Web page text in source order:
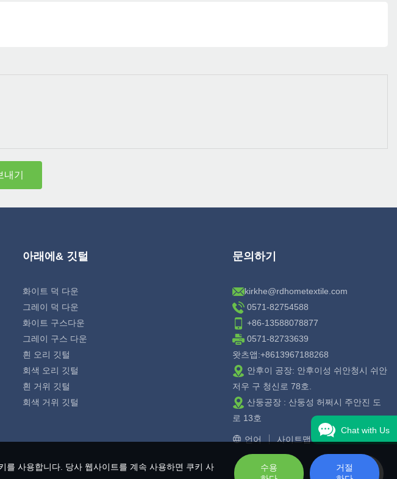
기
아래에& 깃털
화이트 덕 다운
그레이 덕 다운
화이트 구스다운
그레이 구스 다운
흰 오리 깃털
회색 오리 깃털
흰 거위 깃털
회색 거위 깃털
문의하기
kirkhe@rdhometextile.com
0571-82754588
+86-13588078877
0571-82733639
왓츠앱:+8613967188268
안후이 공장: 안후이성 쉬안청시 쉬안
저우 구 청신로 78호.
산둥공장 : 산둥성 허쩌시 주안진 도
로 13호
언어 사이트맵
Chat with Us
를 사용합니다. 당사 웹사이트를 계속 사용하면 쿠키 사
수용
거절